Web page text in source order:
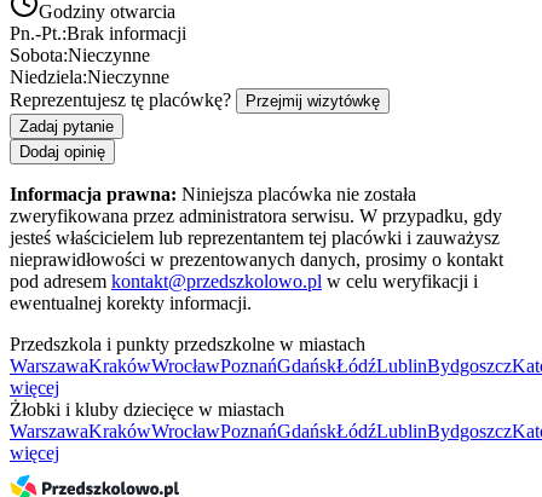
Godziny otwarcia
Pn.-Pt.:Brak informacji
Sobota:Nieczynne
Niedziela:Nieczynne
Reprezentujesz tę placówkę?
Przejmij wizytówkę
Zadaj pytanie
Dodaj opinię
Informacja prawna: Niniejsza placówka nie została
zweryfikowana przez administratora serwisu. W przypadku, gdy
jesteś właścicielem lub reprezentantem tej placówki i zauważysz
nieprawidłowości w prezentowanych danych, prosimy o kontakt
pod adresem kontakt@przedszkolowo.pl w celu weryfikacji i
ewentualnej korekty informacji.
Przedszkola i punkty przedszkolne w miastach
WarszawaKrakówWrocławPoznańGdańskŁódźLublinBydgoszcz
więcej
Żłobki i kluby dziecięce w miastach
WarszawaKrakówWrocławPoznańGdańskŁódźLublinBydgoszcz
więcej